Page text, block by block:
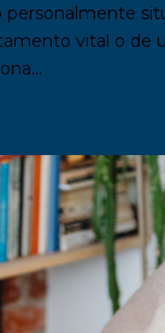
vital o